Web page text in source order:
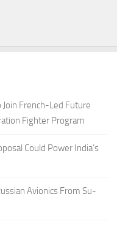
French-Led Future
Fighter Program
Could Power India’s
Avionics From Su-